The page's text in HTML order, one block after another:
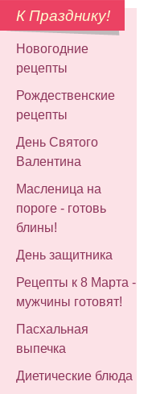
К Празднику!
Новогодние
рецепты
Рождественские
рецепты
День Святого
Валентина
Масленица на
пороге - готовь
блины!
День защитника
Рецепты к 8 Марта -
мужчины готовят!
Пасхальная
выпечка
Диетические блюда